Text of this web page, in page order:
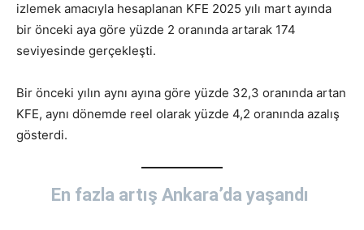
izlemek amacıyla hesaplanan KFE 2025 yılı mart ayında
bir önceki aya göre yüzde 2 oranında artarak 174
seviyesinde gerçekleşti.
Bir önceki yılın aynı ayına göre yüzde 32,3 oranında artan
KFE, aynı dönemde reel olarak yüzde 4,2 oranında azalış
gösterdi.
En fazla artış Ankara’da yaşandı